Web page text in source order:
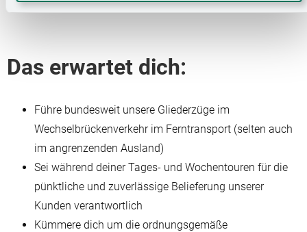
Das erwartet dich:
Führe bundesweit unsere Gliederzüge im
Wechselbrückenverkehr im Ferntransport (selten auch
im angrenzenden Ausland)
Sei während deiner Tages- und Wochentouren für die
pünktliche und zuverlässige Belieferung unserer
Kunden verantwortlich
Kümmere dich um die ordnungsgemäße